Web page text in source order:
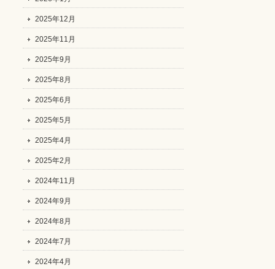
2025年12月
2025年11月
2025年9月
2025年8月
2025年6月
2025年5月
2025年4月
2025年2月
2024年11月
2024年9月
2024年8月
2024年7月
2024年4月